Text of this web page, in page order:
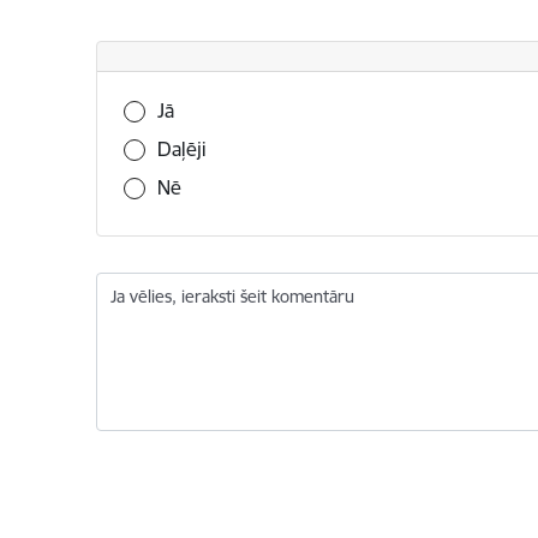
Vai šī informācija bija noderīga?
Jā
Daļēji
Nē
Ja vēlies, ieraksti šeit komentāru